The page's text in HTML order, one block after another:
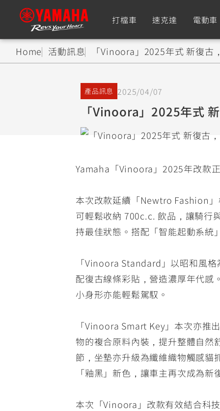
打檔車 速克達 電動車
Super Sport
YZF-R9
550+
YZF-R7
YZF-R3
YZF-R15
150
Premium
TMAX
550+
XMAX
NMAX
AUGUR
150
追蹤愛車
Home 活動訊息 「Vinoora」2025年式 新復古
產品訊息 2025/04/07
「Vinoora」2025年式
Yamaha「Vinoora」2025年改款
本次改款延續「Newtro Fashion
可輕鬆收納 700c.c. 飲品，讓騎行
持最佳狀態。搭配「智能起動系統
「Vinoora Standard」以昭和風
配復古線條彩貼，營造濃厚年代
小身形亦能輕鬆駕馭。
「Vinoora Smart Key」本次亦推
物的複合原料內裝，提升整體自然
節，坐墊亦升級為纖維織物觸感
「釉黑」新色，讓車主再次成為新
本次「Vinoora」改款有效結合科